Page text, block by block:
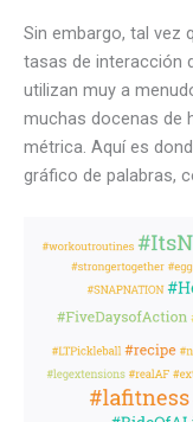
Sin embargo, tal vez
tasas de interacción
utilizan muy a
muchas docenas de
métrica. Aquí es
gráfico de palabras,